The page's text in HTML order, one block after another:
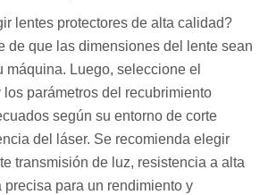
lentes protectores de alta calidad?
de que las dimensiones del lente sean
máquina. Luego, seleccione el
parámetros del recubrimiento
según su entorno de corte
del láser. Se recomienda elegir
transmisión de luz, resistencia a alta
precisa para un rendimiento y